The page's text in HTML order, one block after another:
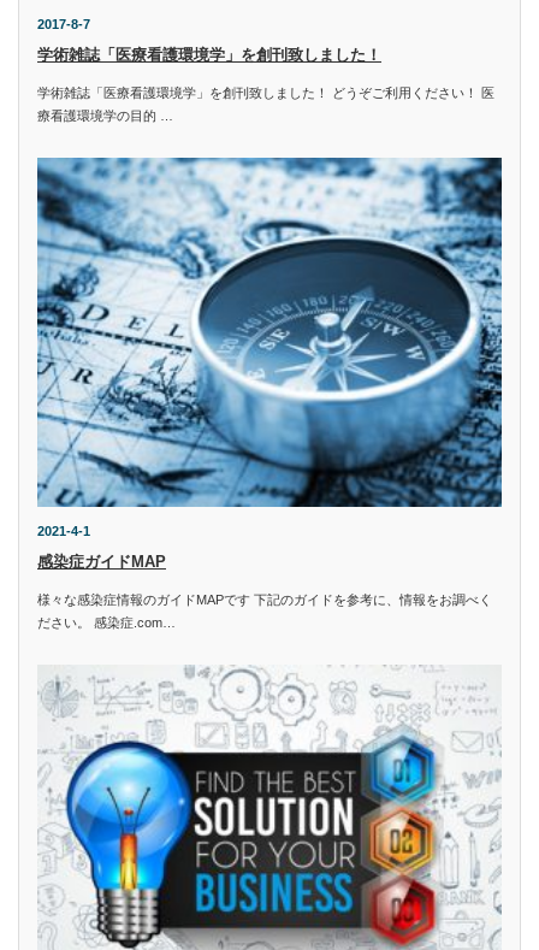
2017-8-7
学術雑誌「医療看護環境学」を創刊致しました！
学術雑誌「医療看護環境学」を創刊致しました！ どうぞご利用ください！ 医
療看護環境学の目的 …
2021-4-1
感染症ガイドMAP
様々な感染症情報のガイドMAPです 下記のガイドを参考に、情報をお調べく
ださい。 感染症.com…